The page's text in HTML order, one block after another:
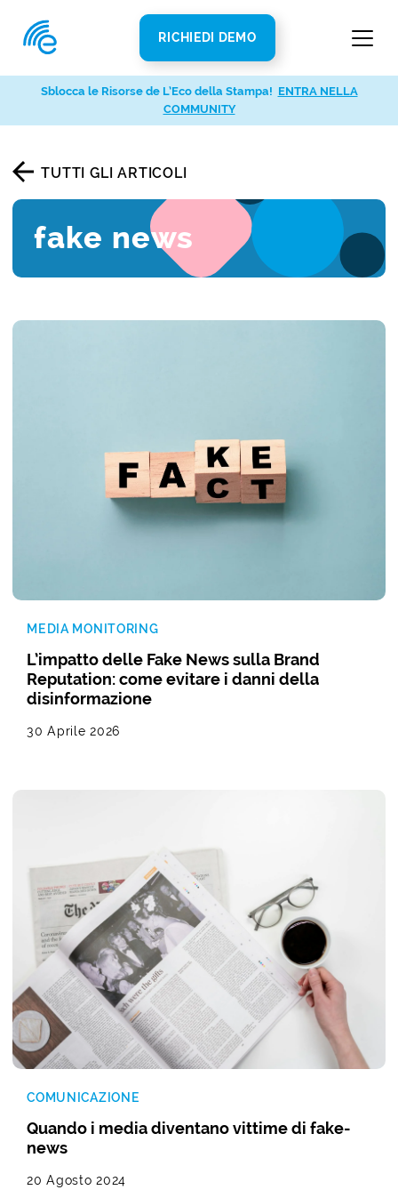
RICHIEDI DEMO
TUTTI GLI ARTICOLI
fake news
MEDIA MONITORING
L’impatto delle Fake News sulla Brand
Reputation: come evitare i danni della
disinformazione
30 Aprile 2026
COMUNICAZIONE
Quando i media diventano vittime di fake-
news
20 Agosto 2024
Sblocca le Risorse de L’Eco della Stampa! ENTRA NELLA
COMMUNITY